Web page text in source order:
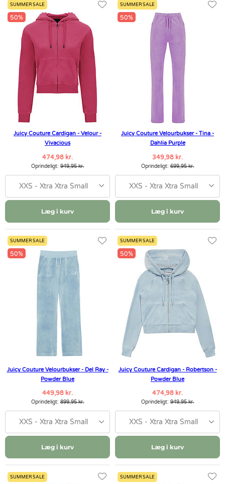
SUMMER SALE
50%
Juicy Couture Cardigan - Velour -
Vivacious
474,98 kr.
Oprindeligt:949,95 kr.
XXS - Xtra Xtra Small
Læg i kurv
SUMMER SALE
50%
Juicy Couture Velourbukser - Tina -
Dahlia Purple
349,98 kr.
Oprindeligt:699,95 kr.
XXS - Xtra Xtra Small
Læg i kurv
SUMMER SALE
50%
Juicy Couture Velourbukser - Del Ray -
Powder Blue
449,98 kr.
Oprindeligt:899,95 kr.
XXS - Xtra Xtra Small
Læg i kurv
SUMMER SALE
50%
Juicy Couture Cardigan - Robertson -
Powder Blue
474,98 kr.
Oprindeligt:949,95 kr.
XXS - Xtra Xtra Small
Læg i kurv
SUMMER SALE SUMMER SALE